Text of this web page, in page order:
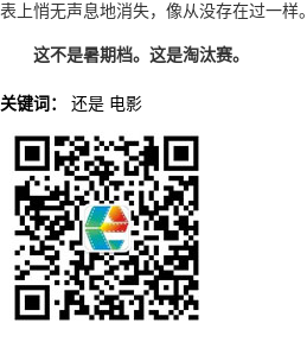
表上悄无声息地消失，像从没存在过一样。
这不是暑期档。这是淘汰赛。
关键词： 还是 电影